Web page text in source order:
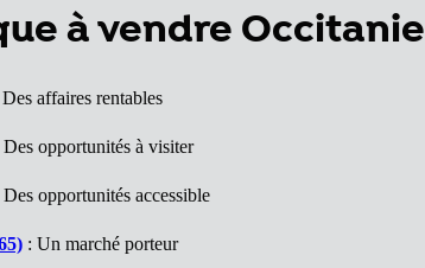
à vendre Occitanie
Des affaires rentables
Des opportunités à visiter
Des opportunités accessible
: Un marché porteur